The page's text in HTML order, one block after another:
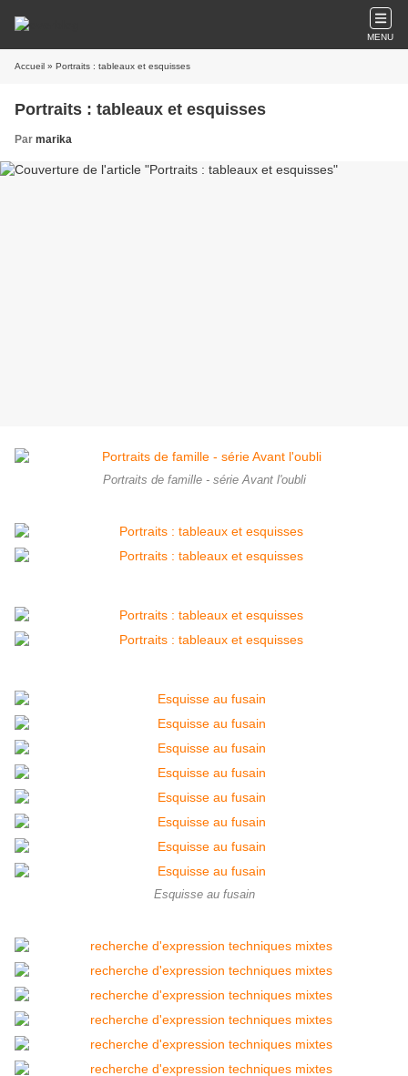
MENU
Accueil » Portraits : tableaux et esquisses
Portraits : tableaux et esquisses
Par marika
Portraits de famille - série Avant l'oubli
Esquisse au fusain